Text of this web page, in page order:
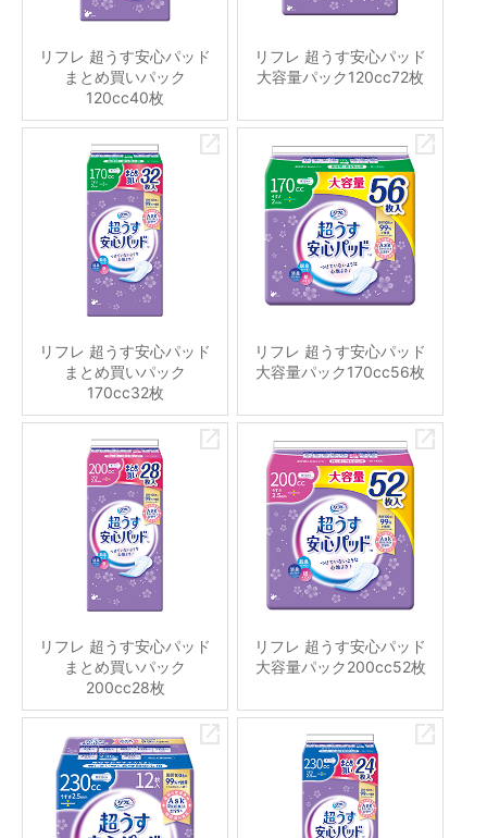
リフレ 超うす安心パッド
まとめ買いパック
120cc40枚
リフレ 超うす安心パッド
大容量パック120cc72枚
リフレ 超うす安心パッド
まとめ買いパック
170cc32枚
リフレ 超うす安心パッド
大容量パック170cc56枚
リフレ 超うす安心パッド
まとめ買いパック
200cc28枚
リフレ 超うす安心パッド
大容量パック200cc52枚